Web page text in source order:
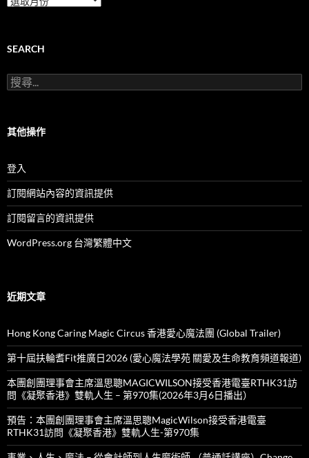
團
及
動
(按
SEARCH
搜
尋
字:
其他操作
登入
訂閱網站內容的資訊提供
訂閱留言的資訊提供
WordPress.org 台灣繁體中文
近期文章
Hong Kong Caring Magic Circus 香港愛心魔法團 (Global Trailer)
第十屆扶輪耆Fit推廣日2026 (愛心魔法學苑 關愛及生命教育頻道報道)
本團創團理事會主席溫思聰MAGICWILSON接受香港電臺RTHK31訪
問《凝聚香港》雙軌人生 – 第970集(2026年3月6日播出）
預告：本團創團理事會主席溫思聰MagicWilson接受香港電臺
RTHK31訪問《凝聚香港》雙軌人生-第970集